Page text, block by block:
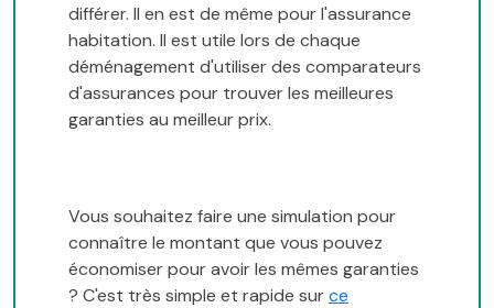
différer. Il en est de même pour l'assurance
habitation. Il est utile lors de chaque
déménagement d'utiliser des comparateurs
d'assurances pour trouver les meilleures
garanties au meilleur prix.
Vous souhaitez faire une simulation pour
connaître le montant que vous pouvez
économiser pour avoir les mêmes garanties
? C'est très simple et rapide surce